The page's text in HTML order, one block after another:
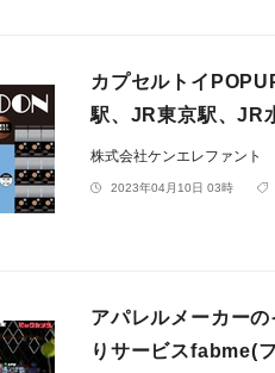
カプセルトイ
駅、JR東京駅、JR
株式会社ケンエレファント
2023年04月10日 03時
アパレルメーカー
りサービスfabme(